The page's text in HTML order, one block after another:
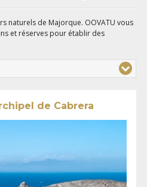
naturels de Majorque. OOVATU vous
et réserves pour établir des
de Cabrera